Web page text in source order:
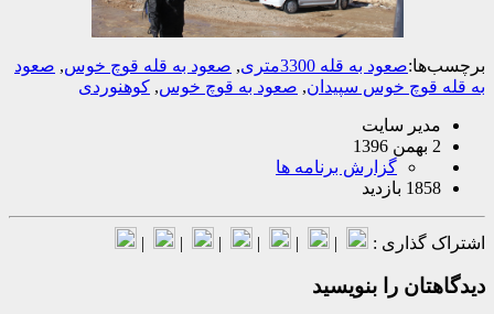
صعود به قله 3300متری ,صعود به قله قوچ خوس,صعود
خوس سپیدان, صعود به قوچ خوس,کوهنوردی
سایت
گزارش برنامه ها
:
|
|
|
|
|
|
را بنویسید